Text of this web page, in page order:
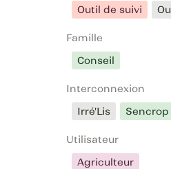
Outil de suivi
Famille
Conseil
Interconnexion
Irré'Lis
Sencrop
Utilisateur
Agriculteur